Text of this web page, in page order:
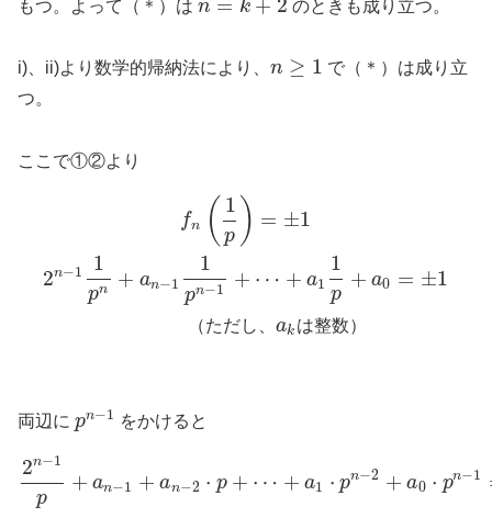
もつ。よって（＊）は n k のときも成り立つ。
i)、ii)より数学的帰納法により、 n ≥ 1 で（＊）は成り立
つ。
ここで①②より
fn ( 1
p ) = ±1
2n−1 1
pn + an−1
1
pn−1 + ⋯ + a1
1
p
+ a0 = ±1
（ただし ak は整数）
両辺に pn−1 をかけると
2n−1
p
+ an−1 + an−2 ⋅ p + ⋯ + a1 ⋅ pn−2 + a0 ⋅ pn−1